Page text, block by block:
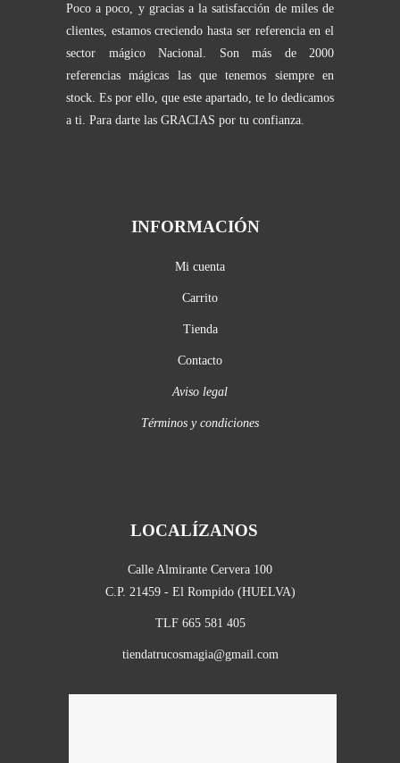
Poco a poco, y gracias a la satisfacción de miles de
clientes, estamos creciendo hasta ser referencia en el
sector mágico Nacional. Son más de 2000
referencias mágicas las que tenemos siempre en
stock. Es por ello, que este apartado, te lo dedicamos
a ti. Para darte las GRACIAS por tu confianza.
INFORMACIÓN
Mi cuenta
Carrito
Tienda
Contacto
Aviso legal
Términos y condiciones
LOCALÍZANOS
Calle Almirante Cervera 100
C.P. 21459 - El Rompido (HUELVA)
TLF 665 581 405
tiendatrucosmagia@gmail.com